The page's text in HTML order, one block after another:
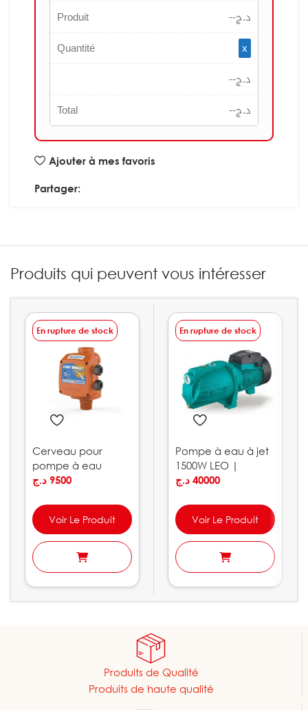
Produit --د.ج
Quantité
x
--د.ج
Total
--د.ج
Ajouter à mes favoris
Partager:
Produits qui peuvent vous intéresser
En rupture de stock
Cerveau pour
pompe à eau
10bar PEDROLLO
9500 د.ج
Voir Le Produit
En rupture de stock
Pompe à eau à jet
1500W LEO |
AJm150L
40000 د.ج
Voir Le Produit
Produits de Qualité
Produits de haute qualité